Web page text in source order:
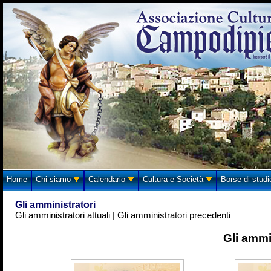
Home Chi siamo Calendario Cultura e Società Borse di
Gli amministratori
Gli amministratori attuali Gli amministratori precedenti
Gli